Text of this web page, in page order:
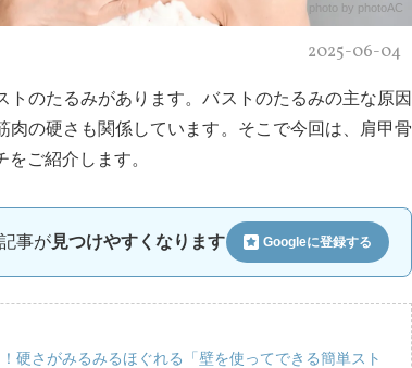
photo by photoAC
2025-06-04
のたるみがあります。バストのたるみの主な原因
肉の硬さも関係しています。そこで今回は、肩甲骨
ご紹介します。
事が見つけやすくなります Googleに登録する
硬さがみるみるほぐれる「壁を使ってできる簡単スト